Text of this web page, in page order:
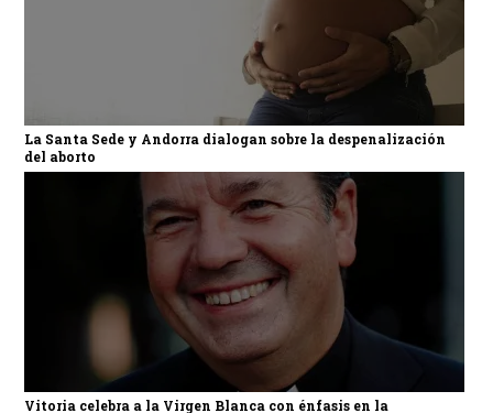
La Santa Sede y Andorra dialogan sobre la despenalización
del aborto
Vitoria celebra a la Virgen Blanca con énfasis en la